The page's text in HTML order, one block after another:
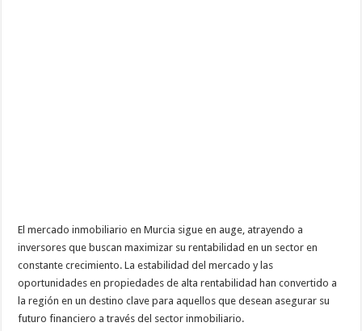
El mercado inmobiliario en Murcia sigue en auge, atrayendo a
inversores que buscan maximizar su rentabilidad en un sector en
constante crecimiento. La estabilidad del mercado y las
oportunidades en propiedades de alta rentabilidad han convertido a
la región en un destino clave para aquellos que desean asegurar su
futuro financiero a través del sector inmobiliario.